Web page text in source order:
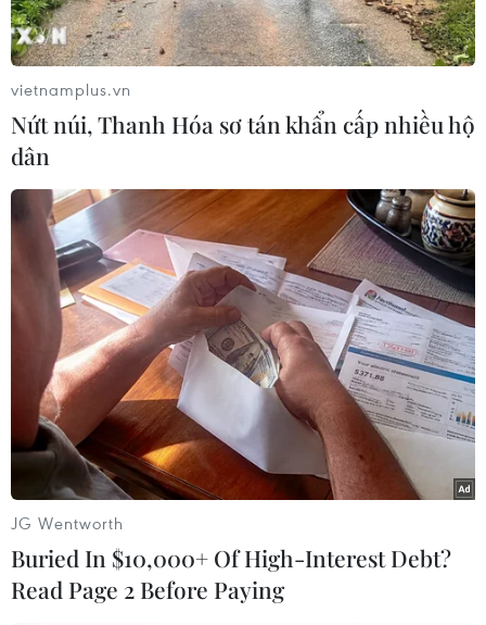
#Volkswagen #Audi #Động cơ diesel
#Nhiên liệu
Mỹ
Theo dõi VietnamPlus
TIN CÙNG CHUYÊN MỤC
Hãng BMW bắt đầu sản xuất hàng
loạt mẫu xe thuần điện “thế hệ mới”
07/08/2026 01:52
Các thương hiệu xe cao cấp của Đức
trong cuộc khủng hoảng lợi nhuận
04/08/2026 23:03
vietnamplus.vn
Nứt núi, Thanh Hóa sơ tán khẩn cấp nhiều hộ
dân
JG Wentworth
Buried In $10,000+ Of High-Interest Debt?
Read Page 2 Before Paying